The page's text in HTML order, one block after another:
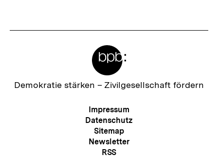
Zur
Demokratie stärken – Zivilgesellschaft fördern
Meta-
Navigation
Impressum
Datenschutz
Sitemap
Newsletter
RSS